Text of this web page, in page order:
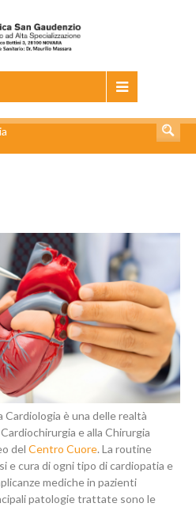
Cardiologia è una delle realtà
e alla Chirurgia
del Centro Cuore. La routine
e cura di ogni tipo di cardiopatia e
mediche in pazienti
patologie trattate sono le